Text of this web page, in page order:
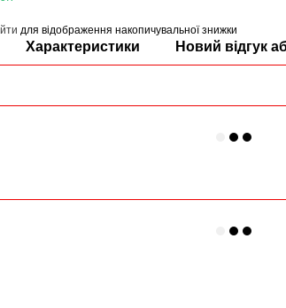
для відображення накопичувальної знижки
Характеристики Новий відгук